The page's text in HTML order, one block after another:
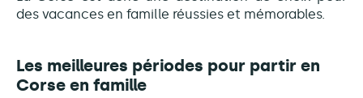
des vacances en famille réussies et mémorables.
Les meilleures périodes pour partir en
Corse en famille